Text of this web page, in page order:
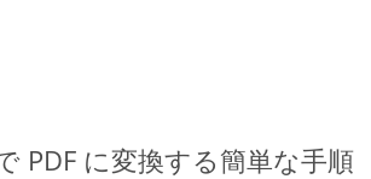
PDF に変換する簡単な手順